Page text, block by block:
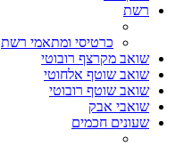
רשת
כרטיסי ומתאמי רשת
שואב מקרצף רובוטי
שואב שוטף אלחוטי
שואב שוטף רובוטי
שואבי אבק
שעונים חכמים